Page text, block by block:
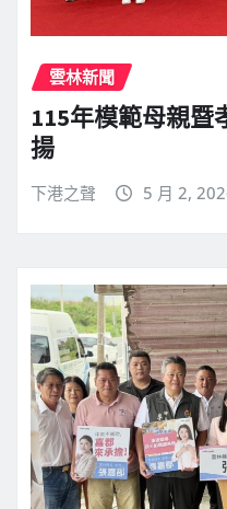
雲林新聞
115年模範母親暨
揚
下港之聲 5 月 2,